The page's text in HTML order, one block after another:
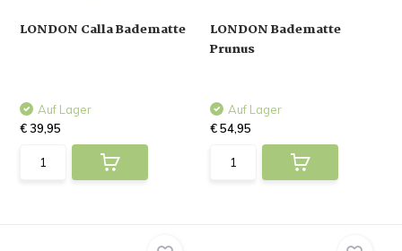
LONDON Calla Badematte
Auf Lager
€ 39,95
LONDON Badematte
Prunus
Auf Lager
€ 54,95